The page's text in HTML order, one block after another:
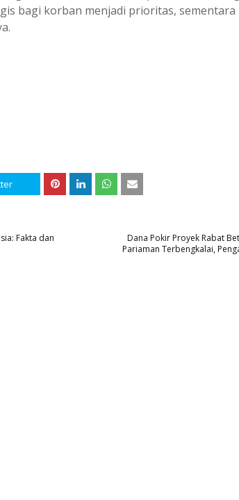
bagi korban menjadi prioritas, sementara
Dana Pokir Proyek Rabat
Pariaman Terbengkalai,
Fakta dan